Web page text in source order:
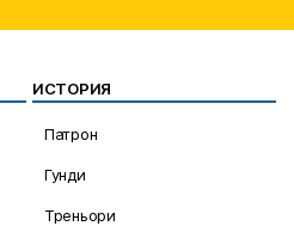
ИСТОРИЯ
Патрон
Гунди
Треньори